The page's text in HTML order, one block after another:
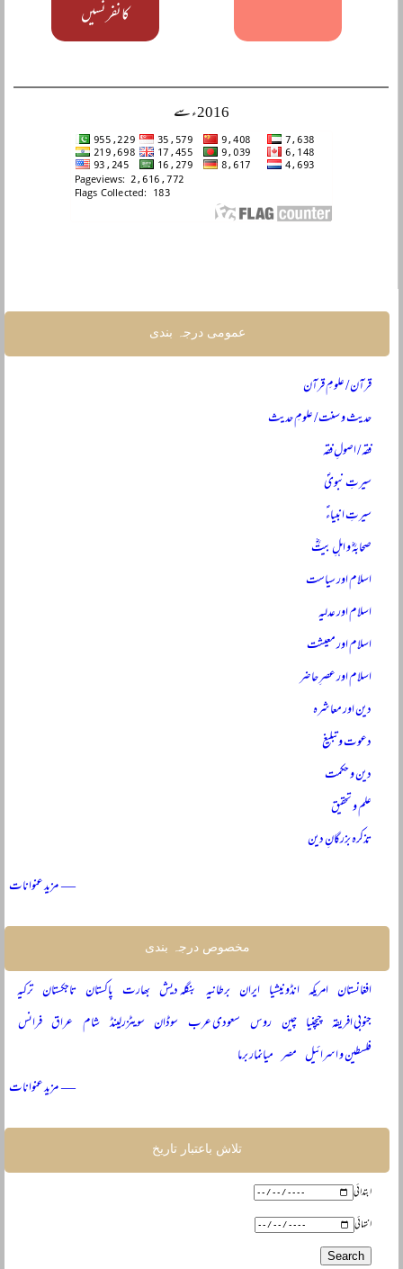
کانفرنسیں
2016ء سے
عمومی درجہ بندی
قرآن / علومِ قرآن
حدیث و سنت / علومِ حدیث
فقہ / اصولِ فقہ
سیرتِ نبویؐ
سیرتِ انبیاءؑ
صحابہؓ و اہلِ بیتؓ
اسلام اور سیاست
اسلام اور عدلیہ
اسلام اور معیشت
اسلام اور عصرِ حاضر
دین اور معاشرہ
دعوت و تبلیغ
دین و حکمت
علم و تحقیق
تذکرہ بزرگانِ دین
— مزید عنوانات
مخصوص درجہ بندی
افغانستان امریکہ انڈونیشیا ایران برطانیہ بنگلہ دیش بھارت پاکستان تاجکستان ترکیہ
جنوبی افریقہ چیچنیا چین روس سعودی عرب سوڈان سویٹزرلینڈ شام عراق فرانس
فلسطین و اسرائیل مصر میانمار برما
— مزید عنوانات
تلاش باعتبار تاریخ
ابتدائی
انتہائی